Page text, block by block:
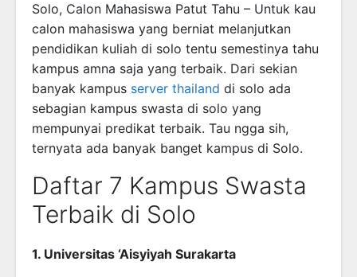
Solo, Calon Mahasiswa Patut Tahu – Untuk kau
calon mahasiswa yang berniat melanjutkan
pendidikan kuliah di solo tentu semestinya tahu
kampus amna saja yang terbaik. Dari sekian
banyak kampus server thailand di solo ada
sebagian kampus swasta di solo yang
mempunyai predikat terbaik. Tau ngga sih,
ternyata ada banyak banget kampus di Solo.
Daftar 7 Kampus Swasta
Terbaik di Solo
1. Universitas ‘Aisyiyah Surakarta